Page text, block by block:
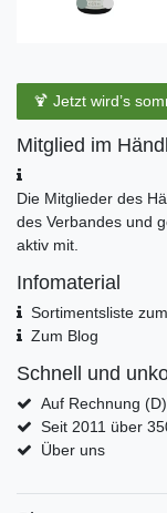
Mitglied im
Die Mitglieder des
des Verbandes und
aktiv mit.
Infomaterial
Sortimentsliste
Zum Blog
Schnell und
Auf Rechnung (D)
Seit 2011 über
Über uns